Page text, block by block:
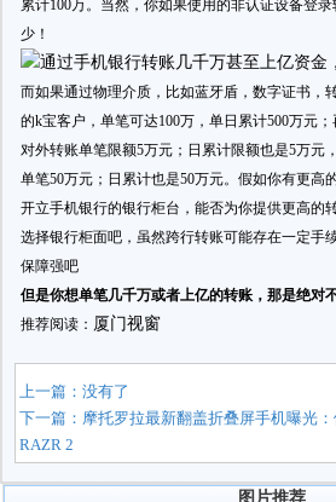
累计100万。当然，你如果使用的非认证设备登
少！
而如果通过物理介质，比如蓝牙盾，数字证书，
的k宝客户，单笔可达100万，单日累计500万元
对外转账单笔限额5万元；日累计限额也是5万元
单笔50万元；日累计也是50万元。假如你有更高
开立手机银行的银行柜台，能否为你提供更高的
选择银行柜面吧，虽然跨行转账可能存在一定手
保障强吧
但是你想单笔几千万或者上亿的转账，那是绝对
推荐阅读： 厦门视窗
上一篇：没有了
下一篇： 摩托罗拉最新翻盖折叠屏手机曝光
RAZR 2
图片推荐